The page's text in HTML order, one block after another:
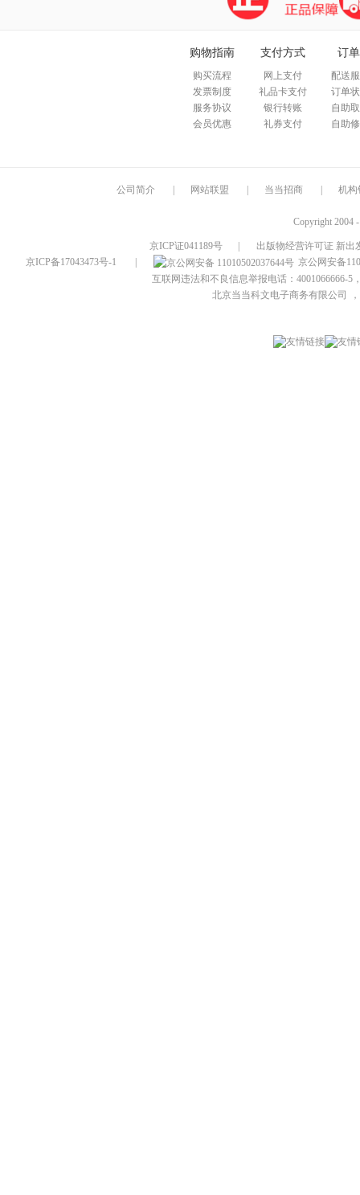
购物指南
购买流程
发票制度
服务协议
会员优惠
支付方式
网上支付
礼品卡支付
银行转账
礼券支付
订
配送
订单
自助
自助
公司简介 网站联盟 当当招商 机构
Copyright 2004
京ICP证041189号
出版物经营许可证 新出
京ICP备17043473号-1
京公网安备
互联网违法和不良信息举报电话：4001066666-5
北京当当科文电子商务有限公司